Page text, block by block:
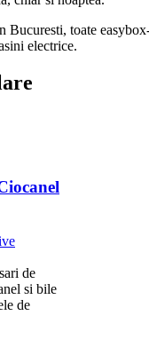
Bucuresti, toate
electrice.
de
si bile
de